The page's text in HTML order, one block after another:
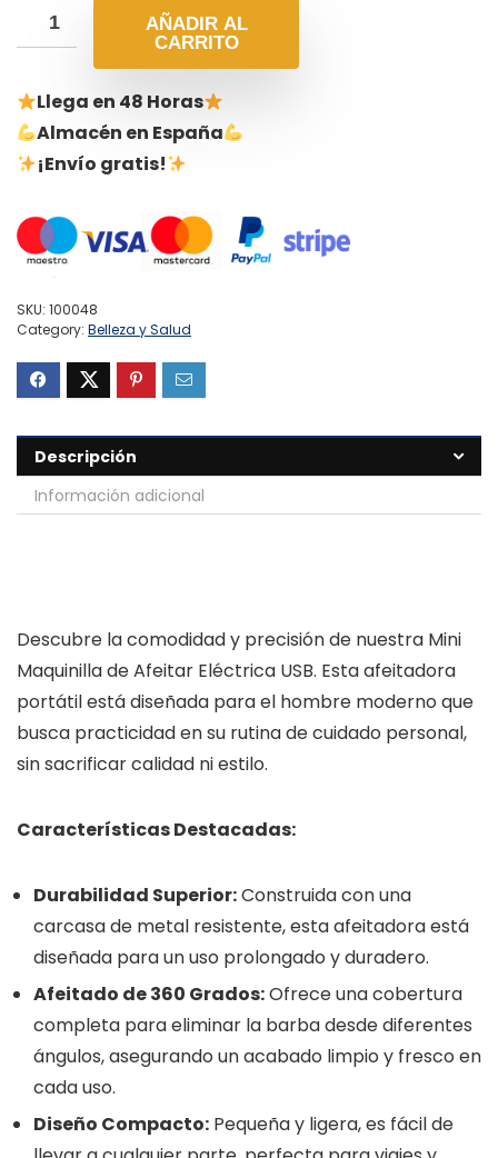
AÑADIR AL
CARRITO
Llega en 48 Horas
Almacén en España
¡Envío gratis!
SKU: 100048
Category: Belleza y Salud
Descripción
Información adicional
Descubre la comodidad y precisión de nuestra Mini
Maquinilla de Afeitar Eléctrica USB. Esta afeitadora
portátil está diseñada para el hombre moderno que
busca practicidad en su rutina de cuidado personal,
sin sacrificar calidad ni estilo.
Características Destacadas:
Durabilidad Superior:Construida con una
carcasa de metal resistente, esta afeitadora está
diseñada para un uso prolongado y duradero.
Afeitado de 360 Grados:Ofrece una cobertura
completa para eliminar la barba desde diferentes
ángulos, asegurando un acabado limpio y fresco en
cada uso.
Diseño Compacto: Pequeña y ligera, es fácil de